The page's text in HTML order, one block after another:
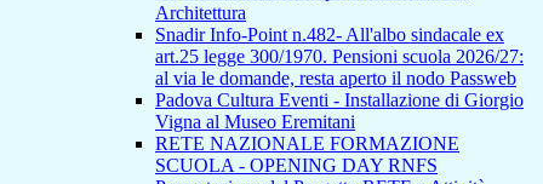
Architettura
Snadir Info-Point n.482- All'albo sindacale ex
art.25 legge 300/1970. Pensioni scuola 2026/27:
al via le domande, resta aperto il nodo Passweb
Padova Cultura Eventi - Installazione di Giorgio
Vigna al Museo Eremitani
RETE NAZIONALE FORMAZIONE
SCUOLA - OPENING DAY RNFS